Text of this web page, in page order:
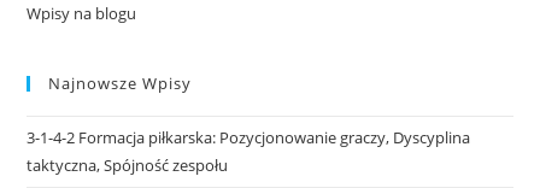
Wpisy na blogu
Najnowsze Wpisy
3-1-4-2 Formacja piłkarska: Pozycjonowanie graczy, Dyscyplina
taktyczna, Spójność zespołu